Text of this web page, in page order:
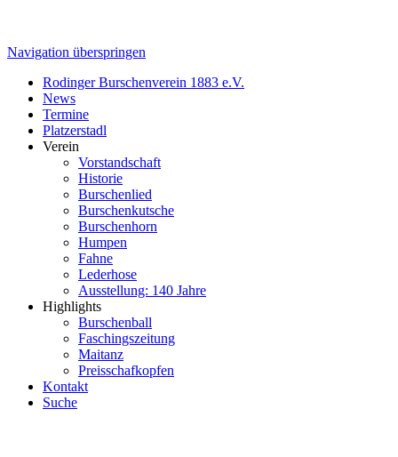
Navigation überspringen
Rodinger Burschenverein 1883 e.V.
News
Termine
Platzerstadl
Verein
Vorstandschaft
Historie
Burschenlied
Burschenkutsche
Burschenhorn
Humpen
Fahne
Lederhose
Ausstellung: 140 Jahre
Highlights
Burschenball
Faschingszeitung
Maitanz
Preisschafkopfen
Kontakt
Suche